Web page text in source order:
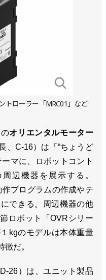
トローラー「MRC01」など
オリエンタルモーター
、C-16）は「“ちょうど
マに、ロボットコント
辺機器を展示する。
プログラムの作成やテ
できる。周辺機器の他
ロボット「OVRシリー
kgのモデルは本体重量
だ。
26）は、ユニット製品